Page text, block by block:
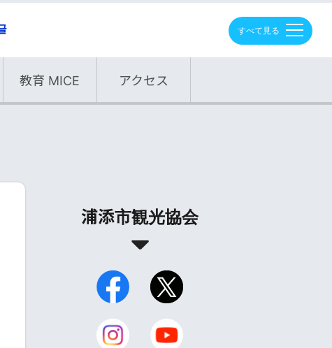
教育 MICE アクセス
E
N
浦添市観光協会